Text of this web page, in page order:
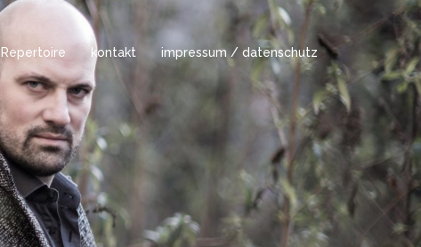
Repertoire kontakt impressum / datenschutz